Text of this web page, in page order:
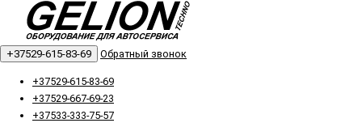
+37529-615-83-69 Обратный звонок
+37529-615-83-69
+37529-667-69-23
+37533-333-75-57